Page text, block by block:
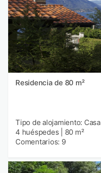
Residencia de 80 m²
Tipo de alojamiento: Casa
4 huéspedes
80 m²
Comentarios: 9